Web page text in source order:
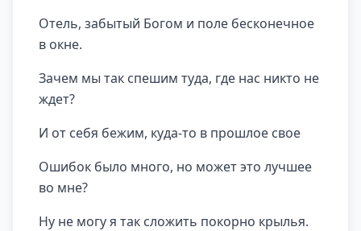
Отель, забытый Богом и поле бесконечное
в окне.
Зачем мы так спешим туда, где нас никто не
ждет?
И от себя бежим, куда-то в прошлое свое
Ошибок было много, но может это лучшее
во мне?
Ну не могу я так сложить покорно крылья.